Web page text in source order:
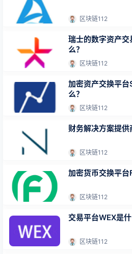
区块链112
瑞士的数字资产
么？
区块链112
加密资产交换平
么？
区块链112
财务解决方案提供
区块链112
加密货币交换平台
区块链112
交易平台WEX是什
区块链112